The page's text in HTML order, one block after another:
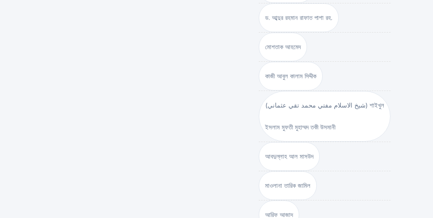
ড. আব্দুর রহমান রাফাত পাশা রহ.
মোশতাক আহমেদ
কাজী আবুল কালাম সিদ্দীক
(شيخ الاسلام مفتي محمد تقي عثماني) শাইখুল
ইসলাম মুফতী মুহাম্মদ তকী উসমানী
আবদুল্লাহ আল মাসউদ
মাওলানা তারিক জামিল
আরিফ আজাদ